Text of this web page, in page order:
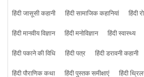
हिंदी जासूसी कहानी
हिंदी सामाजिक कहानियां
हिंदी
हिंदी मानवीय विज्ञान
हिंदी मनोविज्ञान हिंदी स्वास्थ्य
हिंदी पकाने की विधि
हिंदी पत्र हिंदी डरावनी कहानी
हिंदी पौराणिक कथा
हिंदी पुस्तक समीक्षाएं हिंदी